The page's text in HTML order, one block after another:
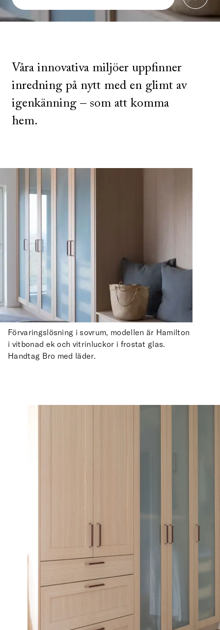
Våra innovativa miljöer uppfinner
inredning på nytt med en glimt av
igenkänning – som att komma
hem.
Förvaringslösning i sovrum, modellen är Hamilton
i vitbonad ek och vitrinluckor i frostat glas.
Handtag Bro med läder.